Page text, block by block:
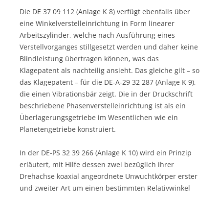
Die DE 37 09 112 (Anlage K 8) verfügt ebenfalls über
eine Winkelverstelleinrichtung in Form linearer
Arbeitszylinder, welche nach Ausführung eines
Verstellvorganges stillgesetzt werden und daher keine
Blindleistung übertragen können, was das
Klagepatent als nachteilig ansieht. Das gleiche gilt – so
das Klagepatent – für die DE-A-29 32 287 (Anlage K 9),
die einen Vibrationsbär zeigt. Die in der Druckschrift
beschriebene Phasenverstelleinrichtung ist als ein
Überlagerungsgetriebe im Wesentlichen wie ein
Planetengetriebe konstruiert.
In der DE-PS 32 39 266 (Anlage K 10) wird ein Prinzip
erläutert, mit Hilfe dessen zwei bezüglich ihrer
Drehachse koaxial angeordnete Unwuchtkörper erster
und zweiter Art um einen bestimmten Relativwinkel